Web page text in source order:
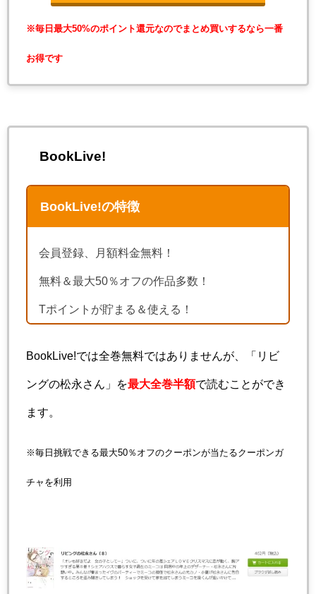
※毎日最大50%のポイント還元なのでまとめ買いするなら一番
お得です
BookLive!
BookLive!の特徴
会員登録、月額料金無料！
無料＆最大50％オフの作品多数！
Tポイントが貯まる＆使える！
BookLive!では全巻無料ではありませんが、「リビ
ングの松永さん」を最大全巻半額で読むことができ
ます。
※毎日挑戦できる最大50％オフのクーポンが当たるクーポンガ
チャを利用